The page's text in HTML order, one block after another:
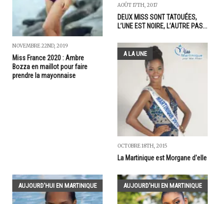
NOVEMBRE 22ND, 2019
Miss France 2020 : Ambre
Bozza en maillot pour faire
prendre la mayonnaise
AOÛT 17TH, 2017
DEUX MISS SONT TATOUÉES,
L’UNE EST NOIRE, L’AUTRE PAS...
A LA UNE
OCTOBRE 18TH, 2015
La Martinique est Morgane d'elle
AUJOURD'HUI EN MARTINIQUE AUJOURD'HUI EN MARTINIQUE